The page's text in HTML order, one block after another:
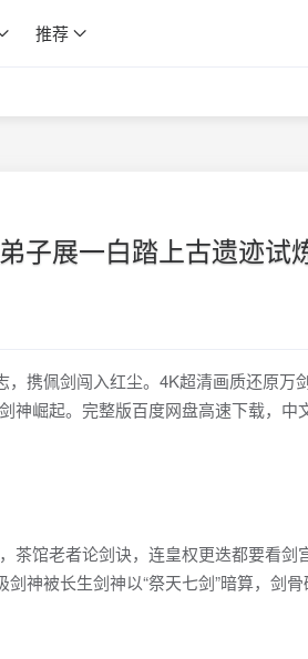
推荐
子展一白踏上古遗迹试
携佩剑闯入红尘。4K超清画质还原万
崛起。完整版百度网盘高速下载，中
茶馆老者论剑诀，连皇权更迭都要看剑
神被长生剑神以“祭天七剑”暗算，剑骨